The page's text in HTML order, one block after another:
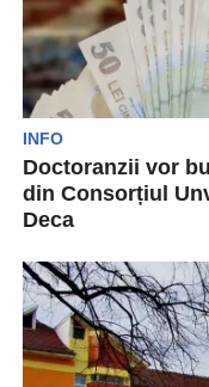
INFO
Doctoranzii vor
din Consorțiul
Deca
Universitaria din
Educației
bursei